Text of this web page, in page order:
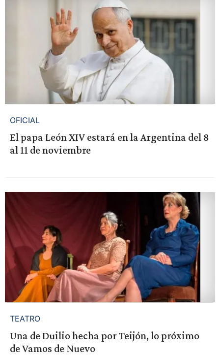
OFICIAL
El papa León XIV estará en la Argentina del 8
al 11 de noviembre
TEATRO
Una de Duilio hecha por Teijón, lo próximo
de Vamos de Nuevo